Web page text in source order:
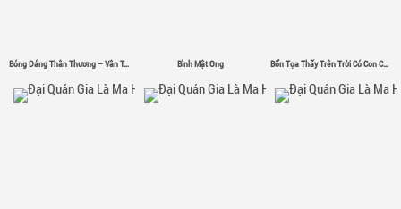
Bóng Dáng Thân Thương – Vân Tân Bình Mật Ong Bổn Tọa Thấy Trên Trời Có Con Chim Sắt Σ( ゜- ゜)